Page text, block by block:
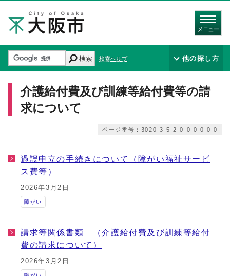
メニュー
検索 検索ヘルプ 他の探し方
介護給付費及び訓練等給付費等の請
求について
ページ番号：3020-3-5-2-0-0-0-0-0-0
過誤申立の手続きについて（障がい福祉サービ
ス費等）
2026年3月2日
障がい
請求等関係書類 （介護給付費及び訓練等給付
費の請求について）
2026年3月2日